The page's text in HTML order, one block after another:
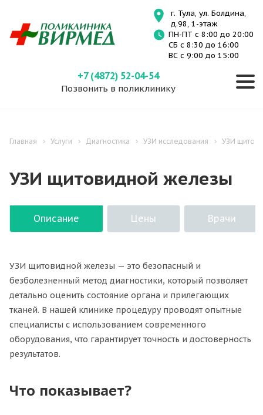
г. Тула, ул. Болдина,
д.98, 1-этаж
ПН-ПТ с 8:00 до 20:00
СБ с 8:30 до 16:00
ВС с 9:00 до 15:00
+7 (4872) 52-04-54
Позвонить в поликлинику
Главная Услуги Диагностика УЗИ исследования УЗИ
УЗИ щитовидной железы
Описание Цены Врачи
УЗИ щитовидной железы — это безопасный и
безболезненный метод диагностики, который позволяет
детально оценить состояние органа и прилегающих
тканей. В нашей клинике процедуру проводят опытные
специалисты с использованием современного
оборудования, что гарантирует точность и достоверность
результатов.
Что показывает?